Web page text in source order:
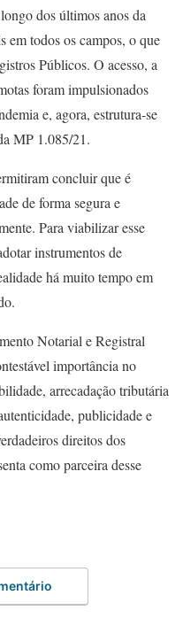
dos últimos anos da
em todos os campos, o que
Públicos. O acesso, a
foram impulsionados
e, agora, estrutura-se
MP 1.085/21.
concluir que é
de forma segura e
Para viabilizar esse
instrumentos de
há muito tempo em
Notarial e Registral
importância no
arrecadação tributária
publicidade e
direitos dos
como parceira desse